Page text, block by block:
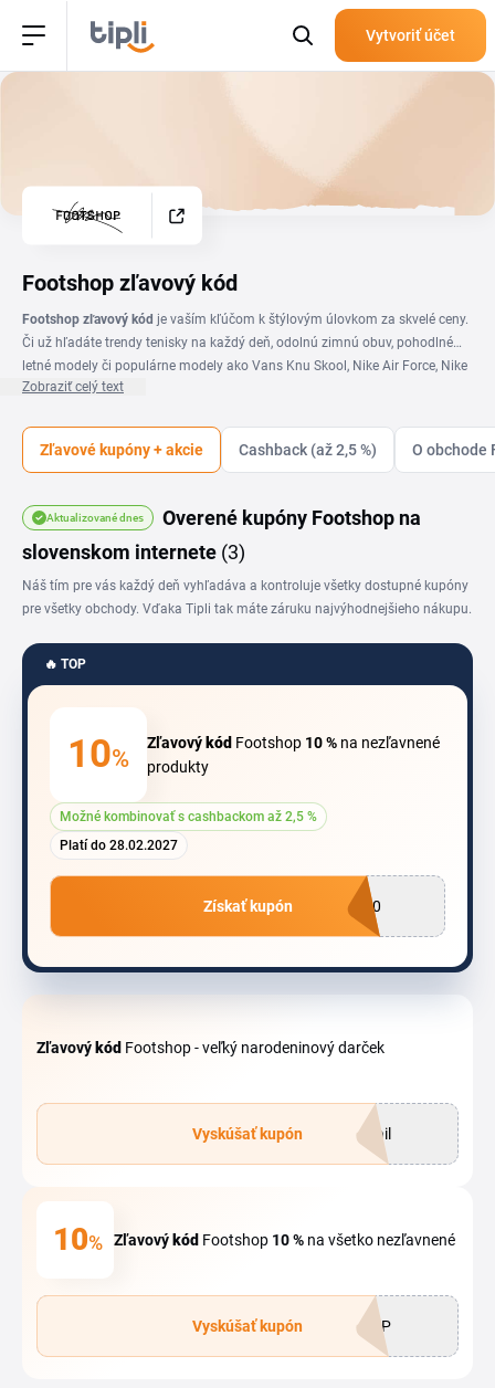
Vytvoriť účet
Footshop zľavový kód
Footshop zľavový kód je vaším kľúčom k štýlovým úlovkom za skvelé ceny.
Či už hľadáte trendy tenisky na každý deň, odolnú zimnú obuv, pohodlné
letné modely či populárne modely ako Vans Knu Skool, Nike Air Force, Nike
Dunk Low, Nike Air Max, Adidas Campus 00' či limitovanú edíciu Yeezy od
pánov, dámy aj deti. So značkami ako Nike, Adidas, Converse, Jordan,
Under Armour či Vans si môžete byť istí, že váš outfit bude vždy perfektný –
módnych doplnkov, ktoré doladia váš štýl k dokonalosti, a Footshop
recenzie. Ak neradi kupujete topánky cez internet, Footshop Bratislava
predajňa či Footshop Košice predajňa vás rady privítajú.
Zobraziť celý text
Zľavové kupóny + akcie Cashback (až 2,5 %) O obchode
Aktualizované dnes
Overené kupóny Footshop na
slovenskom internete (3)
Náš tím pre vás každý deň vyhľadáva a kontroluje všetky dostupné kupóny
pre všetky obchody. Vďaka Tipli tak máte záruku najvýhodnejšieho nákupu.
🔥 TOP
10%
Zľavový kód Footshop 10 % na nezľavnené
produkty
Možné kombinovať s cashbackom až 2,5 %
Platí do 28.02.2027
I10
Získať kupón
Zľavový kód Footshop - veľký narodeninový darček
ail
Vyskúšať kupón
10% Zľavový kód Footshop 10 % na všetko nezľavnené
SHP
Vyskúšať kupón